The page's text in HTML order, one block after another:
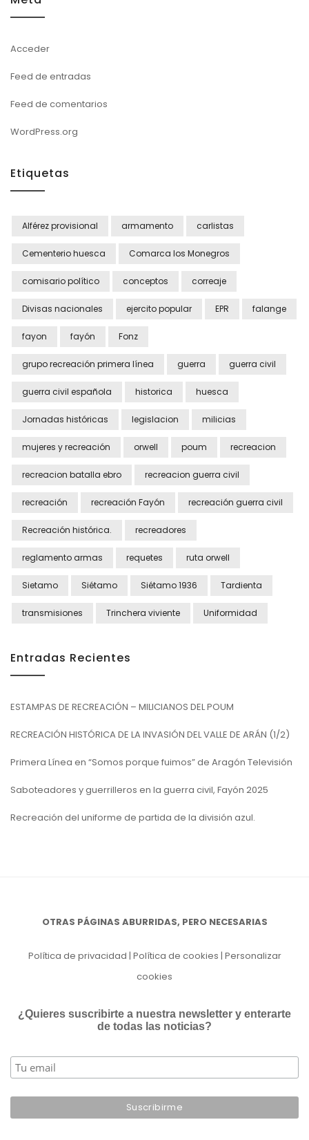
Acceder
Feed de entradas
Feed de comentarios
WordPress.org
Etiquetas
Alférez provisional armamento carlistas
Cementerio huesca Comarca los Monegros
comisario político conceptos correaje
Divisas nacionales ejercito popular EPR falange
fayon fayón Fonz
grupo recreación primera línea guerra guerra civil
guerra civil española historica huesca
Jornadas históricas legislacion milicias
mujeres y recreación orwell poum recreacion
recreacion batalla ebro recreacion guerra civil
recreación recreación Fayón recreación guerra civil
Recreación histórica. recreadores
reglamento armas requetes ruta orwell
Sietamo Siétamo Siétamo 1936 Tardienta
transmisiones Trinchera viviente Uniformidad
Entradas Recientes
ESTAMPAS DE RECREACIÓN – MILICIANOS DEL POUM
RECREACIÓN HISTÓRICA DE LA INVASIÓN DEL VALLE DE ARÁN (1/2)
Primera Línea en “Somos porque fuimos” de Aragón Televisión
Saboteadores y guerrilleros en la guerra civil, Fayón 2025
Recreación del uniforme de partida de la división azul.
OTRAS PÁGINAS ABURRIDAS, PERO NECESARIAS
Política de privacidad | Política de cookies | Personalizar
cookies
¿Quieres suscribirte a nuestra newsletter y enterarte
de todas las noticias?